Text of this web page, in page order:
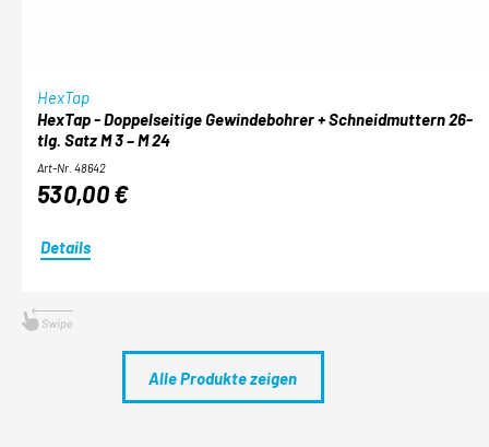
HexTap
HexTap - Doppelseitige Gewindebohrer + Schneidmuttern 26-
tlg. Satz M 3 – M 24
Art-Nr. 48642
530,00 €
Details
Alle Produkte zeigen